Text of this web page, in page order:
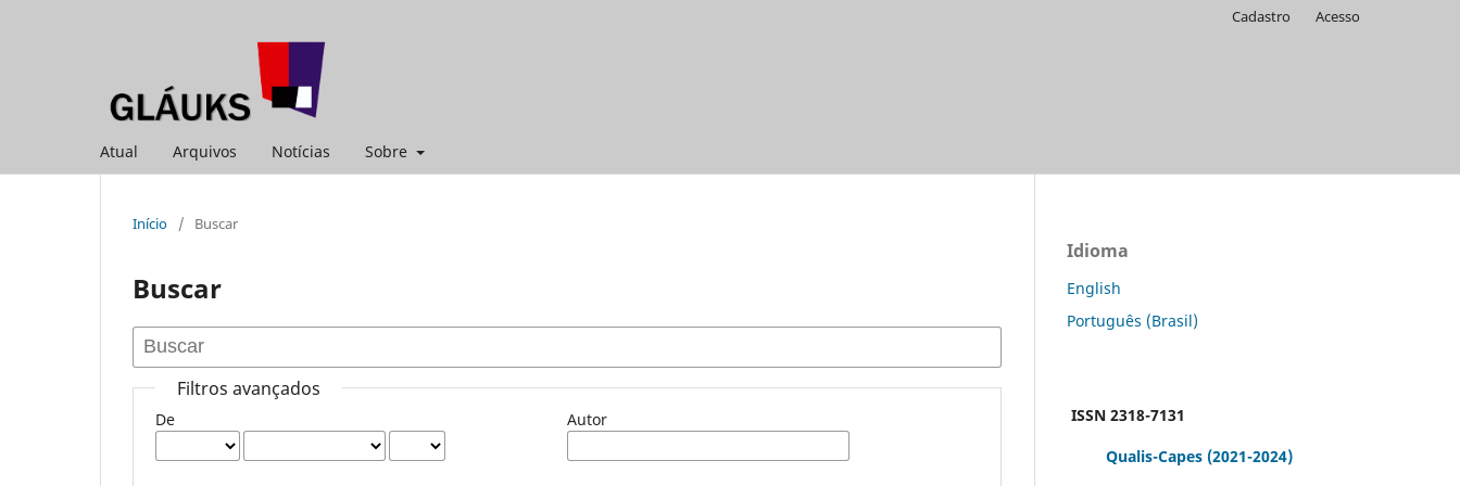
Atual Arquivos Notícias Sobre
Cadastro Acesso
Início / Buscar
Buscar
Filtros avançados
De Autor
Idioma
English
Português (Brasil)
ISSN 2318-7131
Qualis-Capes (2021-2024)